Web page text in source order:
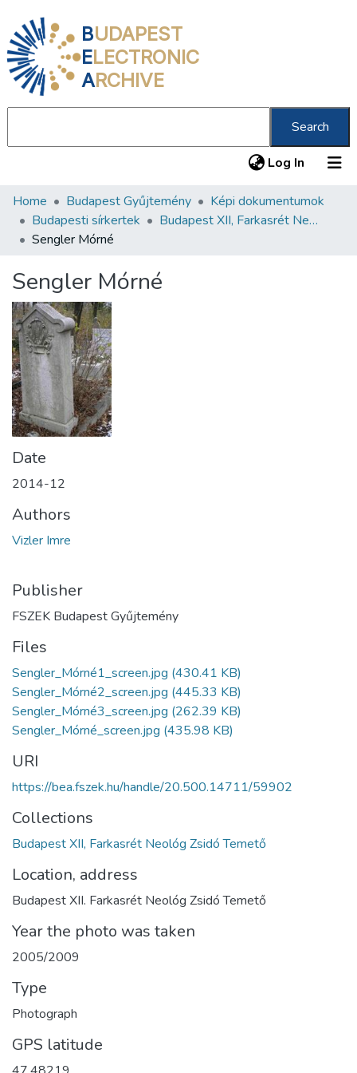
BUDAPEST
ELECTRONIC
ARCHIVE
Search
Log In (current)
Communities & Collections
All of DSpace
About us
Home Budapest Gyűjtemény
Képi dokumentumok
Budapesti sírkertek
Budapest XII, Farkasrét Neológ Zsidó Temető
Sengler Mórné
Sengler Mórné
Date
2014-12
Authors
Vizler Imre
Publisher
FSZEK Budapest Gyűjtemény
Files
Sengler_Mórné1_screen.jpg (430.41 KB)
Sengler_Mórné2_screen.jpg (445.33 KB)
Sengler_Mórné3_screen.jpg (262.39 KB)
Sengler_Mórné_screen.jpg (435.98 KB)
URI
https://bea.fszek.hu/handle/20.500.14711/59902
Collections
Budapest XII, Farkasrét Neológ Zsidó Temető
Location, address
Budapest XII. Farkasrét Neológ Zsidó Temető
Year the photo was taken
2005/2009
Type
Photograph
GPS latitude